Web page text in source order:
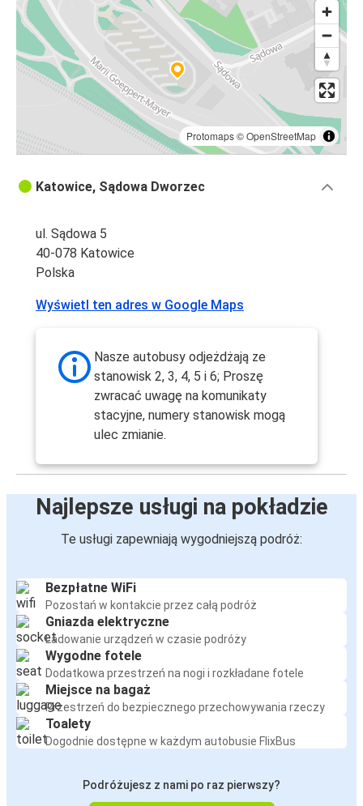
Protomaps©OpenStreetMap
Katowice, Sądowa Dworzec
ul. Sądowa 5
40-078 Katowice
Polska
Wyświetl ten adres w Google Maps
Nasze autobusy odjeżdżają ze
stanowisk 2, 3, 4, 5 i 6; Proszę
zwracać uwagę na komunikaty
stacyjne, numery stanowisk mogą
ulec zmianie.
Najlepsze usługi na pokładzie
Te usługi zapewniają wygodniejszą podróż:
Bezpłatne WiFi
Pozostań w kontakcie przez całą podróż
Gniazda elektryczne
Ładowanie urządzeń w czasie podróży
Wygodne fotele
Dodatkowa przestrzeń na nogi i rozkładane fotele
Miejsce na bagaż
Przestrzeń do bezpiecznego przechowywania rzeczy
Toalety
Dogodnie dostępne w każdym autobusie FlixBus
Podróżujesz z nami po raz pierwszy?